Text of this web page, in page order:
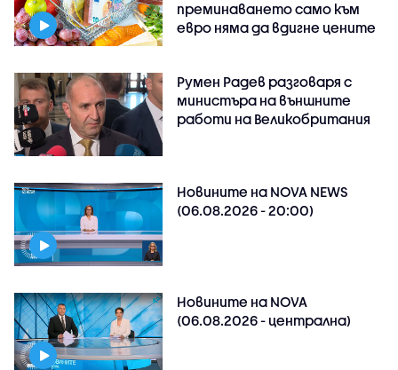
преминаването само към
евро няма да вдигне цените
Румен Радев разговаря с
министъра на външните
работи на Великобритания
Новините на NOVA NEWS
(06.08.2026 - 20:00)
Новините на NOVA
(06.08.2026 - централна)